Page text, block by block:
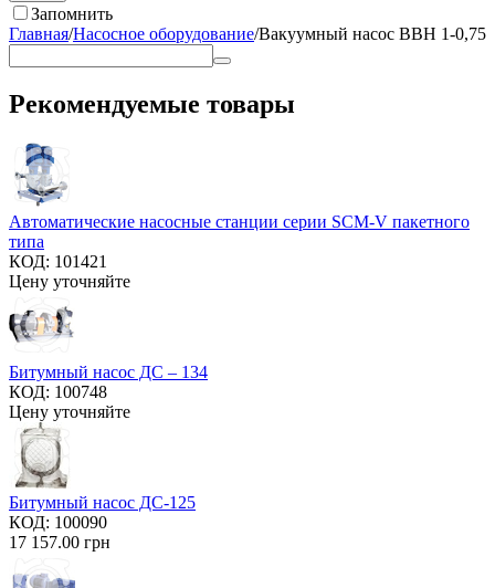
Запомнить
Главная/Насосное оборудование/Вакуумный насос ВВН 1-0,75
Рекомендуемые товары
Автоматические насосные станции серии SCM-V пакетного
типа
КОД: 101421
Цену уточняйте
Битумный насос ДС – 134
КОД: 100748
Цену уточняйте
Битумный насос ДС-125
КОД: 100090
17 157.00 грн